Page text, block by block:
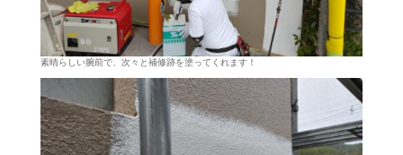
素晴らしい腕前で、次々と補修跡を塗ってくれます！